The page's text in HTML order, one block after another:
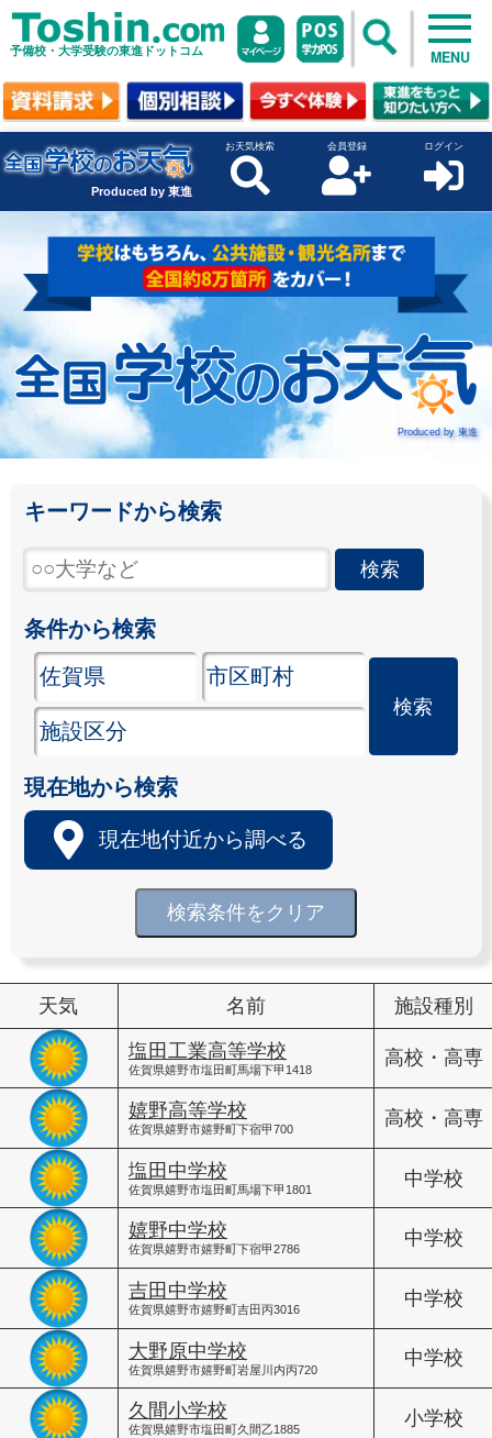
予備校・大学受験の東進ドットコム MENU
Produced by 東進
お天気検索 会員登録 ログイン
Produced by 東進
キーワードから検索
条件から検索
現在地から検索
現在地付近から調べる
検索条件をクリア
天気 名前 施設種別
塩田工業高等学校
佐賀県嬉野市塩田町馬場下甲1418
高校・高専
嬉野高等学校
佐賀県嬉野市嬉野町下宿甲700
高校・高専
塩田中学校
佐賀県嬉野市塩田町馬場下甲1801
中学校
嬉野中学校
佐賀県嬉野市嬉野町下宿甲2786
中学校
吉田中学校
佐賀県嬉野市嬉野町吉田丙3016
中学校
大野原中学校
佐賀県嬉野市嬉野町岩屋川内丙720
中学校
久間小学校
佐賀県嬉野市塩田町久間乙1885
小学校